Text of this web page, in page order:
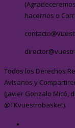
hacernos o
Todos los Derechos
Avísanos y
(Javier Gonzalo Micó,
@TKvuestrobasket).